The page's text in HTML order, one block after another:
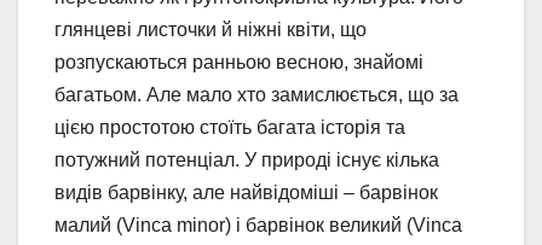
глянцеві листочки й ніжні квіти, що
розпускаються ранньою весною, знайомі
багатьом. Але мало хто замислюється, що за
цією простотою стоїть багата історія та
потужний потенціал. У природі існує кілька
видів барвінку, але найвідоміші – барвінок
малий (Vinca minor) і барвінок великий (Vinca